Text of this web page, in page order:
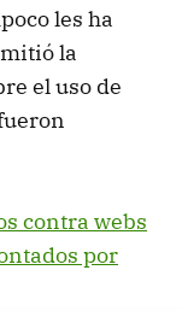
les ha
la
el uso de
contra webs
por